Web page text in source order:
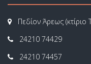
Πεδίον Άρεως
24210 74429
24210 74457